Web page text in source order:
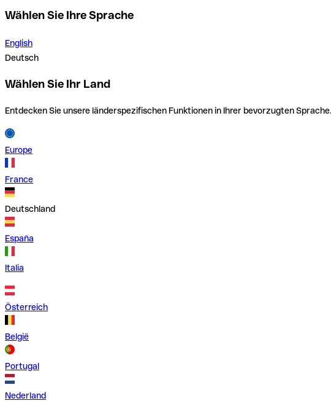
Wählen Sie Ihre Sprache
English
Deutsch
Wählen Sie Ihr Land
Entdecken Sie unsere länderspezifischen Funktionen in Ihrer bevorzugten Sprache.
Europe
France
Deutschland
España
Italia
Österreich
België
Portugal
Nederland